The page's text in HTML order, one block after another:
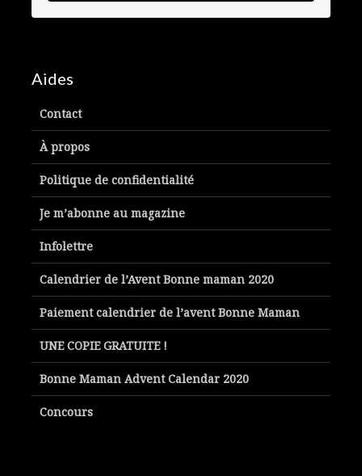
Aides
Contact
À propos
Politique de confidentialité
Je m’abonne au magazine
Infolettre
Calendrier de l’Avent Bonne maman 2020
Paiement calendrier de l’avent Bonne Maman
UNE COPIE GRATUITE !
Bonne Maman Advent Calendar 2020
Concours